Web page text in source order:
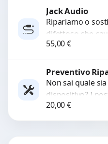
Jack Audio
Ripariamo o
difettoso che
sonora o
55,00€
Preventivo
Non sai quale
dispositivo? I
check-up
avanzati per...
20,00€